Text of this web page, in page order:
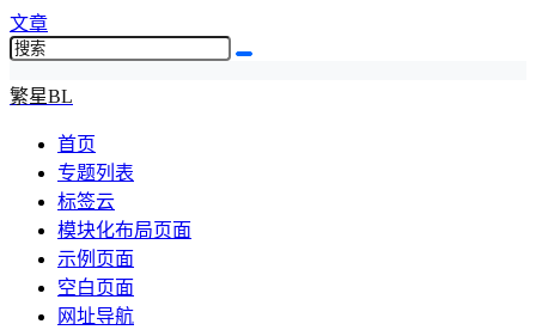
文章
繁星BL
首页
专题列表
标签云
模块化布局页面
示例页面
空白页面
网址导航